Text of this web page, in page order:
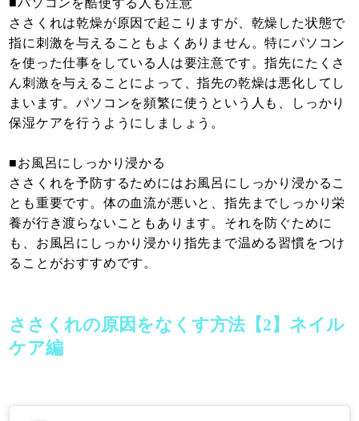
■パソコンを酷使する人も注意
ささくれは乾燥が原因で起こりますが、乾燥した状態で
指に刺激を与えることもよくありません。特にパソコン
を使った仕事をしている人は要注意です。指先にたくさ
ん刺激を与えることによって、指先の乾燥は悪化してし
まいます。パソコンを頻繁に使うという人も、しっかり
保湿ケアを行うようにしましょう。
■お風呂にしっかり浸かる
ささくれを予防するためにはお風呂にしっかり浸かるこ
とも重要です。体の血流が悪いと、指先までしっかり栄
養が行き渡らないこともあります。それを防ぐために
も、お風呂にしっかり浸かり指先まで温める習慣をつけ
ることがおすすめです。
ささくれの原因をなくす方法【2】ネイル
ケア編